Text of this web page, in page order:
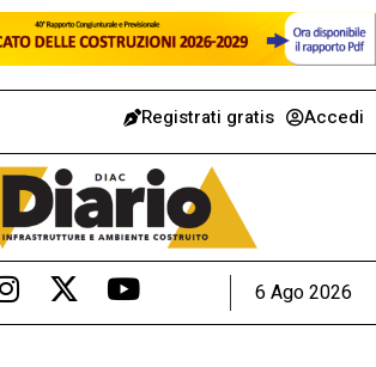
Registrati gratis Accedi
6 Ago 2026